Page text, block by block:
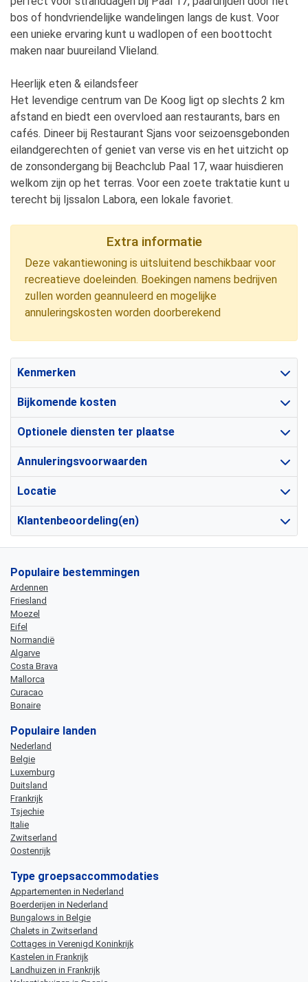
bos of hondvriendelijke wandelingen langs de kust. Voor
een unieke ervaring kunt u wadlopen of een boottocht
maken naar buureiland Vlieland.
Heerlijk eten & eilandsfeer
Het levendige centrum van De Koog ligt op slechts 2 km
afstand en biedt een overvloed aan restaurants, bars en
cafés. Dineer bij Restaurant Sjans voor seizoensgebonden
eilandgerechten of geniet van verse vis en het uitzicht op
de zonsondergang bij Beachclub Paal 17, waar huisdieren
welkom zijn op het terras. Voor een zoete traktatie kunt u
terecht bij Ijssalon Labora, een lokale favoriet.
Extra informatie
Deze vakantiewoning is uitsluitend beschikbaar voor
recreatieve doeleinden. Boekingen namens bedrijven
zullen worden geannuleerd en mogelijke
annuleringskosten worden doorberekend
Kenmerken
Bijkomende kosten
Optionele diensten ter plaatse
Annuleringsvoorwaarden
Locatie
Klantenbeoordeling(en)
Populaire bestemmingen
Ardennen
Friesland
Moezel
Eifel
Normandië
Algarve
Costa Brava
Mallorca
Curacao
Bonaire
Populaire landen
Nederland
Belgie
Luxemburg
Duitsland
Frankrijk
Tsjechie
Italie
Zwitserland
Oostenrijk
Type groepsaccommodaties
Appartementen in Nederland
Boerderijen in Nederland
Bungalows in Belgie
Chalets in Zwitserland
Cottages in Verenigd Koninkrijk
Kastelen in Frankrijk
Landhuizen in Frankrijk